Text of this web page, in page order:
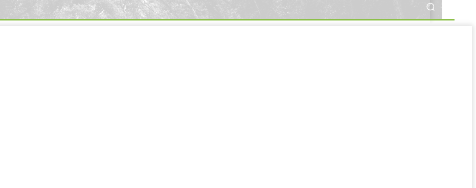
Office Life Gaming TV Cyprus IFA 2025 More